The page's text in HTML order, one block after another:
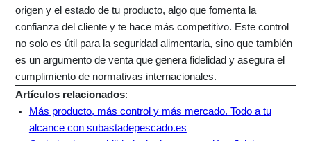
origen y el estado de tu producto, algo que fomenta la
confianza del cliente y te hace más competitivo. Este control
no solo es útil para la seguridad alimentaria, sino que también
es un argumento de venta que genera fidelidad y asegura el
cumplimiento de normativas internacionales.
Artículos relacionados:
Más producto, más control y más mercado. Todo a tu
alcance con subastadepescado.es